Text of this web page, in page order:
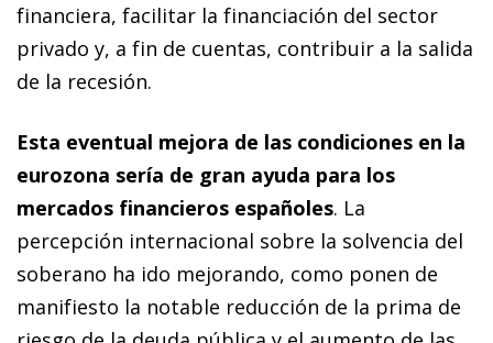
financiera, facilitar la financiación del sector
privado y, a fin de cuentas, contribuir a la salida
de la recesión.
Esta eventual mejora de las condiciones en la
eurozona sería de gran ayuda para los
mercados financieros españoles. La
percepción internacional sobre la solvencia del
soberano ha ido mejorando, como ponen de
manifiesto la notable reducción de la prima de